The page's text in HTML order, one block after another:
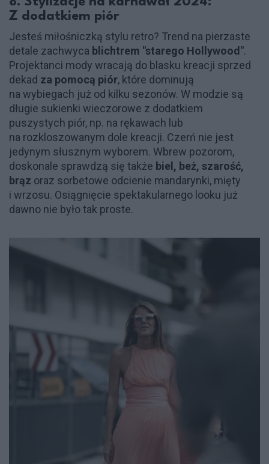
Z dodatkiem piór
Jesteś miłośniczką stylu retro? Trend na pierzaste
detale zachwyca blichtrem "starego Hollywood".
Projektanci mody wracają do blasku kreacji sprzed
dekad za pomocą piór, które dominują
na wybiegach już od kilku sezonów. W modzie są
długie sukienki wieczorowe z dodatkiem
puszystych piór, np. na rękawach lub
na rozkloszowanym dole kreacji. Czerń nie jest
jedynym słusznym wyborem. Wbrew pozorom,
doskonale sprawdzą się także biel, beż, szarość,
brąz oraz sorbetowe odcienie mandarynki, mięty
i wrzosu. Osiągnięcie spektakularnego looku już
dawno nie było tak proste.